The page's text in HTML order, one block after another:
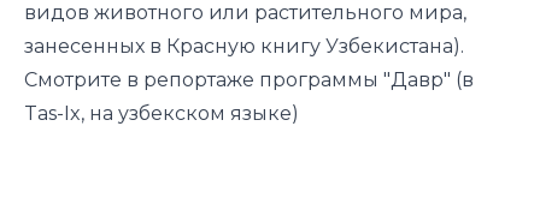
видов животного или растительного мира,
занесенных в Красную книгу Узбекистана).
Смотрите в репортаже программы "Давр" (в
Tas-Ix, на узбекском языке)